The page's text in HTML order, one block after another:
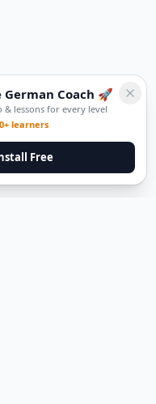
German Coach 🚀
& lessons for every level
learners
Free